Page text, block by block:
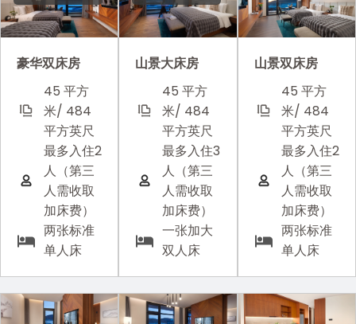
豪华双床房
45 平方
米/ 484
平方英尺
最多入住2
人（第三
人需收取
加床费）
两张标准
单人床
山景大床房
45 平方
米/ 484
平方英尺
最多入住3
人（第三
人需收取
加床费）
一张加大
双人床
山景双床房
45 平方
米/ 484
平方英尺
最多入住2
人（第三
人需收取
加床费）
两张标准
单人床